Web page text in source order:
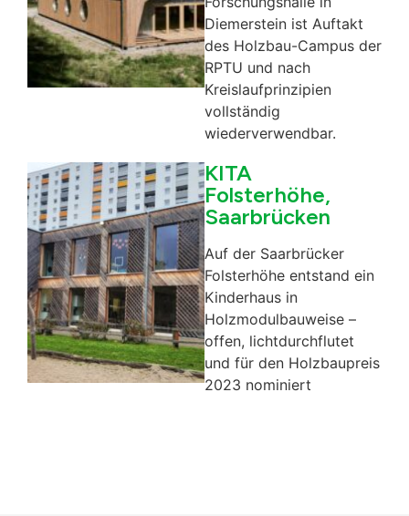
Diemerstein ist Auftakt
des Holzbau-Campus der
RPTU und nach
Kreislaufprinzipien
vollständig
wiederverwendbar.
KITA
Folsterhöhe,
Saarbrücken
Auf der Saarbrücker
Folsterhöhe entstand ein
Kinderhaus in
Holzmodulbauweise –
offen, lichtdurchflutet
und für den Holzbaupreis
2023 nominiert